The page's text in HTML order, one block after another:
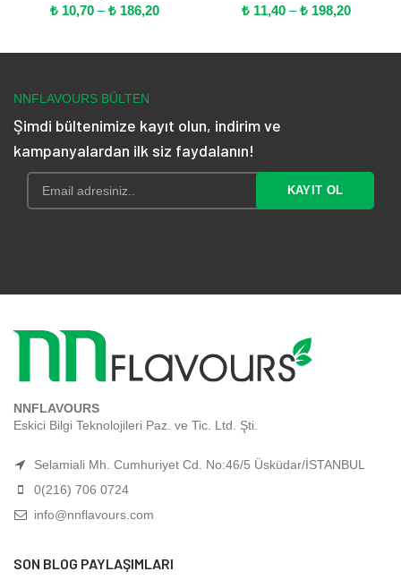
₺ 10,70 –₺ 186,20Fiyat
₺ 11,40 –₺ 198,20Fiyat
NNFLAVOURS BÜLTEN
Şimdi bültenimize kayıt olun, indirim ve
kampanyalardan ilk siz faydalanın!
NNFLAVOURS
Eskici Bilgi Teknolojileri Paz. ve Tic. Ltd. Şti.
Selamiali Mh. Cumhuriyet Cd. No:46/5 Üsküdar/İSTANBUL
0(216) 706 0724
info@nnflavours.com
SON BLOG PAYLAŞIMLARI